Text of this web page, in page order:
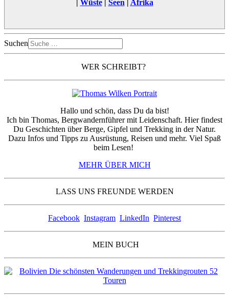
| Wüste| Seen | Afrika
Suchen
WER SCHREIBT?
Hallo und schön, dass Du da bist!
Ich bin Thomas, Bergwandernführer mit Leidenschaft. Hier findest
Du Geschichten über Berge, Gipfel und Trekking in der Natur.
Dazu Infos und Tipps zu Ausrüstung, Reisen und mehr. Viel Spaß
beim Lesen!
MEHR ÜBER MICH
LASS UNS FREUNDE WERDEN
Facebook Instagram LinkedIn Pinterest
MEIN BUCH